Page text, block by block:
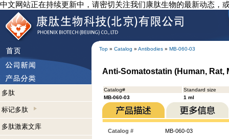
中文网站正在持续更新中，请密切关注我们康肽生物的最新动态，
Top » Catalog » Antibodies » MB-060-03
多肽
标记多肽
多肽激素文库
Anti-Somatostatin (Human, Rat,
Catalog#
Standard size
MB-060-03
1 ml
Catalog #
MB-060-03